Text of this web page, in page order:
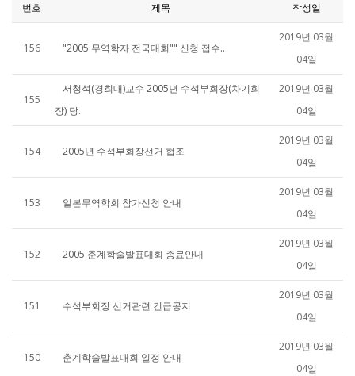
번호 제목 작성일
156 "2005 무역학자 전국대회"" 신청 접수..
2019년 03월
04일
155
서청석(경희대)교수 2005년 수석부회장(차기회
장) 당..
2019년 03월
04일
154 2005년 수석부회장선거 협조
2019년 03월
04일
153 일본무역학회 참가신청 안내
2019년 03월
04일
152 2005 춘계학술발표대회 종료안내
2019년 03월
04일
151 수석부회장 선거관련 긴급공지
2019년 03월
04일
150 춘계학술발표대회 일정 안내
2019년 03월
04일